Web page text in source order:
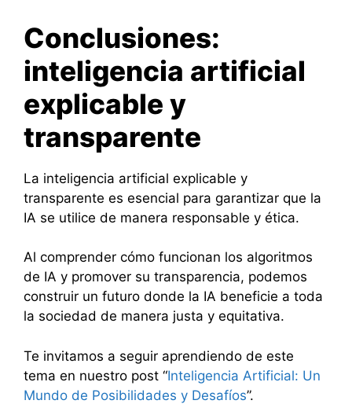
Conclusiones:
inteligencia artificial
explicable y
transparente
La inteligencia artificial explicable y
transparente es esencial para garantizar que la
IA se utilice de manera responsable y ética.
Al comprender cómo funcionan los algoritmos
de IA y promover su transparencia, podemos
construir un futuro donde la IA beneficie a toda
la sociedad de manera justa y equitativa.
Te invitamos a seguir aprendiendo de este
tema en nuestro post “Inteligencia Artificial: Un
Mundo de Posibilidades y Desafíos”.